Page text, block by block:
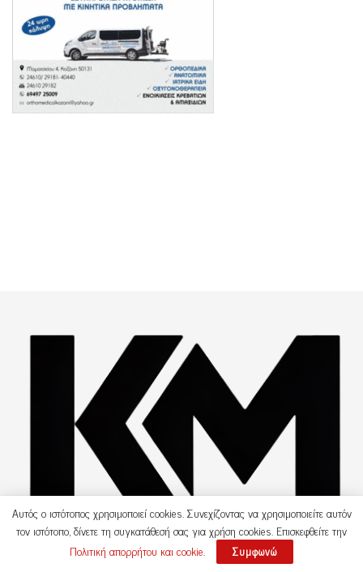
Αυτός ο ιστότοπος χρησιμοποιεί cookies. Συνεχίζοντας να χρησιμοποιείτε αυτόν
τον ιστότοπο, δίνετε τη συγκατάθεσή σας για χρήση cookies. Επισκεφθείτε την
Πολιτική απορρήτου και cookie. Συμφωνώ